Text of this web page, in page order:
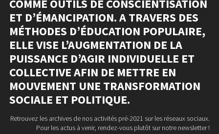
COMME OUTILS DE CONSCIENTISATION
ET D’ÉMANCIPATION. A TRAVERS DES
MÉTHODES D’ÉDUCATION POPULAIRE,
ELLE VISE L’AUGMENTATION DE LA
PUISSANCE D’AGIR INDIVIDUELLE ET
COLLECTIVE AFIN DE METTRE EN
MOUVEMENT UNE TRANSFORMATION
SOCIALE ET POLITIQUE.
Retrouvez les archives de nos activités pré-2021 sur les réseaux sociaux.
Pour les actus à venir, rendez-vous plutôt sur notre newsletter !